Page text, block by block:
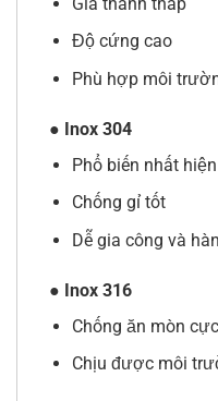
Độ cứng cao
Phù hợp môi
● Inox 304
Phổ biến nhất
Chống gỉ tốt
Dễ gia công và hàn
● Inox 316
Chống ăn mòn
Chịu được môi